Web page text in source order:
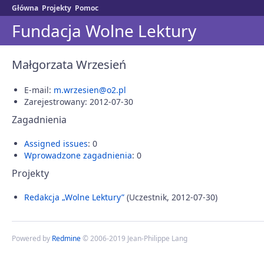
Główna Projekty Pomoc
Fundacja Wolne Lektury
Małgorzata Wrzesień
E-mail: m.wrzesien@o2.pl
Zarejestrowany: 2012-07-30
Zagadnienia
Assigned issues: 0
Wprowadzone zagadnienia: 0
Projekty
Redakcja „Wolne Lektury” (Uczestnik, 2012-07-30)
Powered by Redmine© 2006-2019 Jean-Philippe Lang